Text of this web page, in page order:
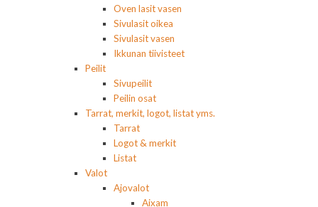
Oven lasit vasen
Sivulasit oikea
Sivulasit vasen
Ikkunan tiivisteet
Peilit
Sivupeilit
Peilin osat
Tarrat, merkit, logot, listat yms.
Tarrat
Logot & merkit
Listat
Valot
Ajovalot
Aixam